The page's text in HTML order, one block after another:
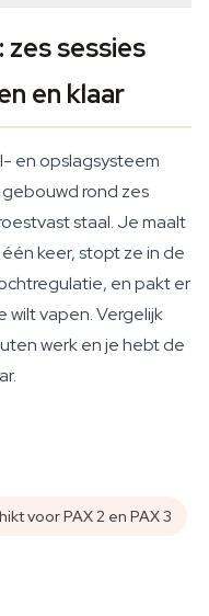
sessies
en klaar
en opslagsysteem
gebouwd rond zes
staal. Je maalt
keer, stopt ze in de
en pakt er
wilt vapen. Vergelijk
werk en je hebt de
voor PAX 2 en PAX 3